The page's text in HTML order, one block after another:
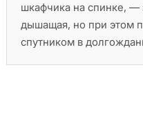
шкафчика на спинке, —
дышащая, но при этом
спутником в